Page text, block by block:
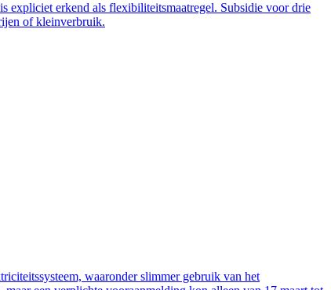
expliciet erkend als flexibiliteitsmaatregel. Subsidie voor drie
of kleinverbruik.
waaronder slimmer gebruik van het